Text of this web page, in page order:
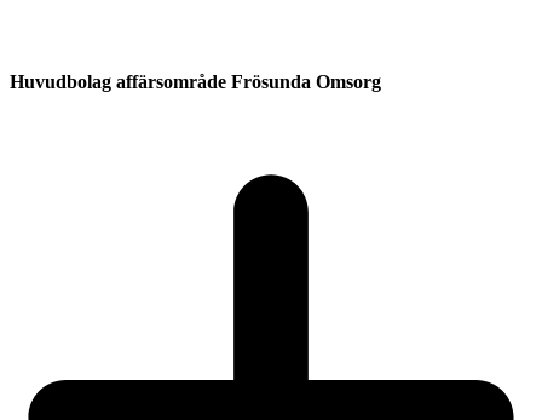
Huvudbolag affärsområde Frösunda Omsorg